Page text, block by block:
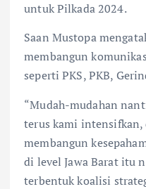
untuk Pilkada 2024.
Saan Mustopa
membangun
seperti PKS, PKB,
“Mudah-mudahan
terus kami intensifkan,
membangun
di level Jawa Barat itu
terbentuk koalisi